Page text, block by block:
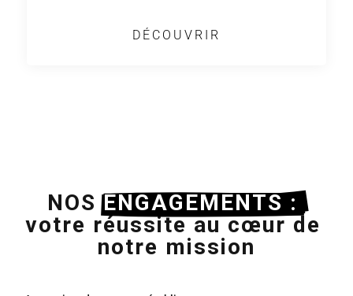
DÉCOUVRIR
NOS ENGAGEMENTS :
votre réussite au cœur de
notre mission